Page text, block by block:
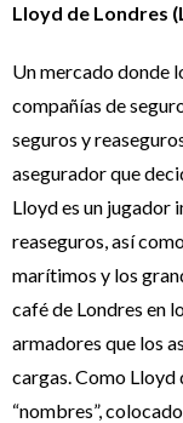
Lloyd de Londres
Un mercado donde
compañías de
seguros y
asegurador que
Lloyd es un jugador
reaseguros, así
marítimos y los
café de Londres en
armadores que los
cargas. Como
“nombres”,